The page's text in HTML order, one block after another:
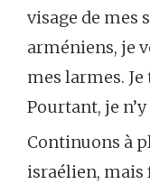
visage de mes
arméniens, je
mes larmes.
Pourtant, je
Continuons à
israélien, mais